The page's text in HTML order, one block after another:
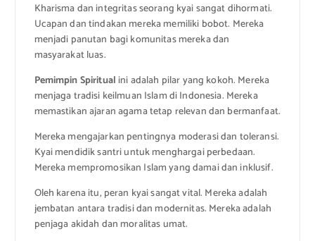
Kharisma dan integritas seorang kyai sangat dihormati.
Ucapan dan tindakan mereka memiliki bobot. Mereka
menjadi panutan bagi komunitas mereka dan
masyarakat luas.
Pemimpin Spiritualini adalah pilar yang kokoh. Mereka
menjaga tradisi keilmuan Islam di Indonesia. Mereka
memastikan ajaran agama tetap relevan dan bermanfaat.
Mereka mengajarkan pentingnya moderasi dan toleransi.
Kyai mendidik santri untuk menghargai perbedaan.
Mereka mempromosikan Islam yang damai dan inklusif.
Oleh karena itu, peran kyai sangat vital. Mereka adalah
jembatan antara tradisi dan modernitas. Mereka adalah
penjaga akidah dan moralitas umat.